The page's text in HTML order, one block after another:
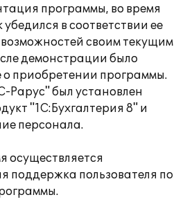
программы, во время
в соответствии ее
своим текущим
демонстрации было
приобретении программы.
Рарус" был установлен
"1С:Бухгалтерия 8" и
персонала.
осуществляется
поддержка пользователя по